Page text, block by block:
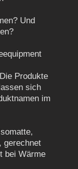
Und
Produkte
sich
im
gerechnet
bei Wärme